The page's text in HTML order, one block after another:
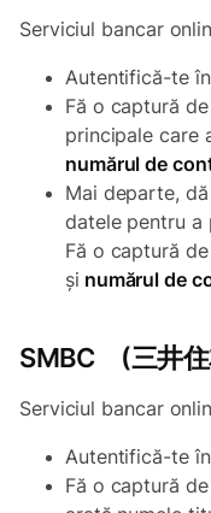
Serviciul bancar
Autentifică-te
Fă o captură
principale care
numărul de
Mai departe,
datele pentru a
Fă o captură
și numărul de
SMBC (三井住
Serviciul bancar
Autentifică-te
Fă o captură